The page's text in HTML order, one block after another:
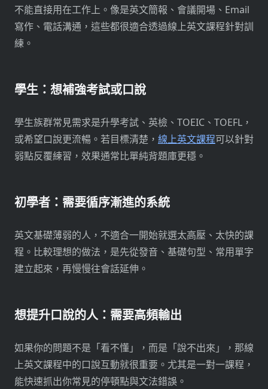
不能直接用在工作上。像是英文簡報、會議開場、Email
寫作、電話溝通，這些都很適合透過線上英文課程針對訓
練。
學生：想補強考試或口說
學生族群常見需求是升學考試、英檢、TOEIC、TOEFL，
或希望口說更流暢。若目標清楚， 線上英文課程可以針對
弱點反覆練習，效果通常比單純背題庫更穩。
初學者：需要循序漸進的系統
英文基礎薄弱的人，不適合一開始就選太高壓、太快的課
程。比較理想的做法，是先從發音、基礎句型、常用單字
建立起來，再慢慢往會話延伸。
想提升口說的人：需要高頻輸出
如果你的問題不是「看不懂」，而是「說不出來」，那線
上英文課程中的口說互動就很重要。尤其是一對一課程，
能快速抓出你常見的停頓點與文法錯誤。